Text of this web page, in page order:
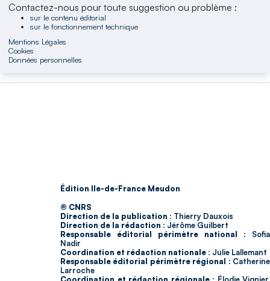
Contactez-nous pour toute suggestion ou problème :
sur le contenu éditorial
sur le fonctionnement technique
Mentions Légales
Cookies
Données personnelles
Édition Ile-de-France Meudon
© CNRS
Direction de la publication : Thierry Dauxois
Direction de la rédaction : Jérôme Guilbert
Responsable éditorial périmètre national : Sofia
Nadir
Coordination et rédaction nationale : Julie Lallemant
Responsable éditorial périmètre régional : Catherine
Larroche